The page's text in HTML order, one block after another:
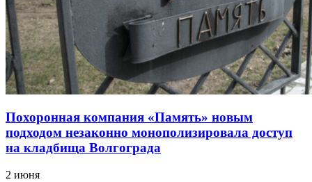
Похоронная компания «Память» новым
подходом незаконно монополизировала доступ
на кладбища Волгограда
2 июня